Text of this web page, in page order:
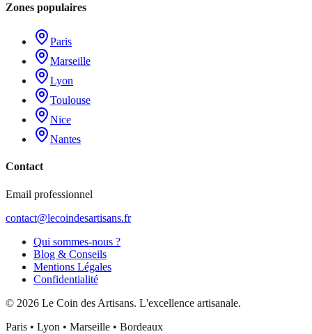
Zones populaires
Paris
Marseille
Lyon
Toulouse
Nice
Nantes
Contact
Email professionnel
contact@lecoindesartisans.fr
Qui sommes-nous ?
Blog & Conseils
Mentions Légales
Confidentialité
© 2026 Le Coin des Artisans. L'excellence artisanale.
Paris • Lyon • Marseille • Bordeaux